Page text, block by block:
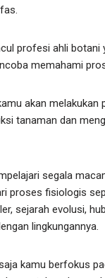
profesi ahli botani
memahami
akan melakukan
tanaman dan
segala
proses fisiologis
sejarah evolusi,
lingkungannya.
kamu berfokus